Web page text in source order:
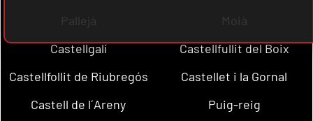
Pallejà
Moià
Castellgalí
Castellfullit del Boix
Castellfollit de Riubregós
Castellet i la Gornal
Castell de l´Areny
Puig-reig